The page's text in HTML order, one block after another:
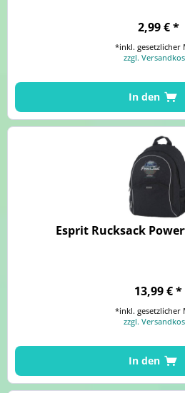
2,99 € *
*inkl. gesetzlicher
zzgl.
In den
Esprit Rucksack
13,99 € *
*inkl. gesetzlicher
zzgl.
In den